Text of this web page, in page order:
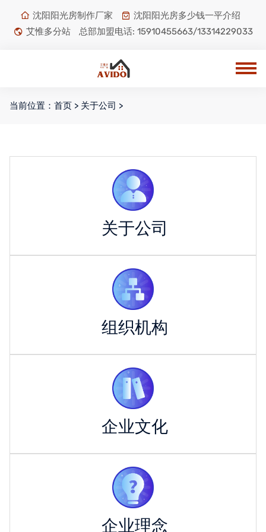
沈阳阳光房制作厂家
沈阳阳光房多少钱一平介绍
艾惟多分站
总部加盟电话: 15910455663/13314229033
当前位置： 首页 > 关于公司 >
关于公司
组织机构
企业文化
企业理念